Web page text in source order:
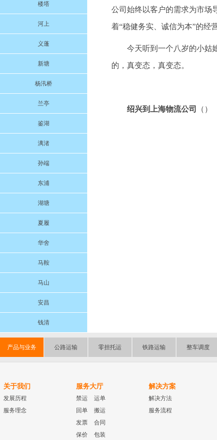
楼塔
河上
义蓬
新塘
杨汛桥
兰亭
鉴湖
漓渚
孙端
东浦
湖塘
夏履
华舍
马鞍
马山
安昌
钱清
公司始终以客户的需求为市场
着“稳健务实、诚信为本”的经
今天听到一个八岁的小姑
的，真变态，真变态。
绍兴到上海物流公司 （）
产品与业务 公路运输 零担托运 铁路运输 整车调度
关于我们
发展历程
服务理念
服务大厅
禁运
运单
回单
搬运
发票
合同
保价
包装
解决方案
解决方法
服务流程